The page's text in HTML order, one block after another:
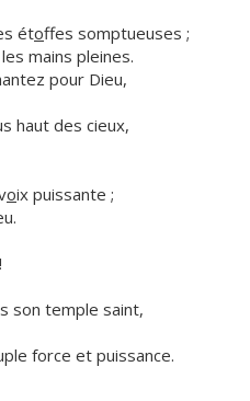
étoffes somptueuses ;
les mains pleines.
pour Dieu,
haut des cieux,
oix puissante ;
son temple saint,
force et puissance.